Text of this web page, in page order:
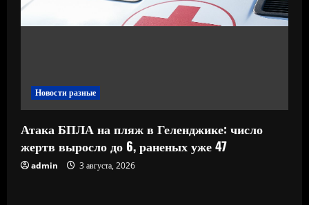
Новости разные
Атака БПЛА на пляж в Геленджике: число
жертв выросло до 6, раненых уже 47
admin 3 августа, 2026